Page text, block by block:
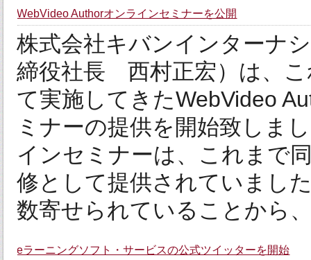
WebVideo Authorオンラインセミナーを公開
株式会社キバンインターナ
締役社長 西村正宏）は、
て実施してきたWebVideo
ミナーの提供を開始致しま
インセミナーは、これまで
修として提供されていまし
数寄せられていることから
eラーニングソフト・サービスの公式ツイッターを開始